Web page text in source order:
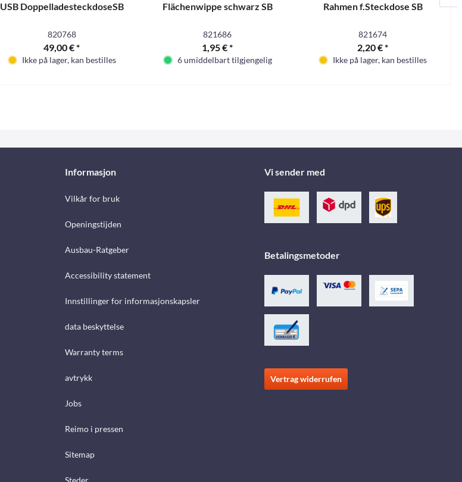
USB DoppelladesteckdoseSB
820768
49,00 € *
Ikke på lager, kan bestilles
Flächenwippe schwarz SB
821686
1,95 € *
6 umiddelbart tilgjengelig
Rahmen f.Steckdose SB
821674
2,20 € *
Ikke på lager, kan bestilles
Informasjon
Vilkår for bruk
Openingstijden
Ausbau-Ratgeber
Accessibility statement
Innstillinger for informasjonskapsler
data beskyttelse
Warranty terms
avtrykk
Jobs
Reimo i pressen
Sitemap
Steder
Vi sender med
Betalingsmetoder
Vertrag widerrufen